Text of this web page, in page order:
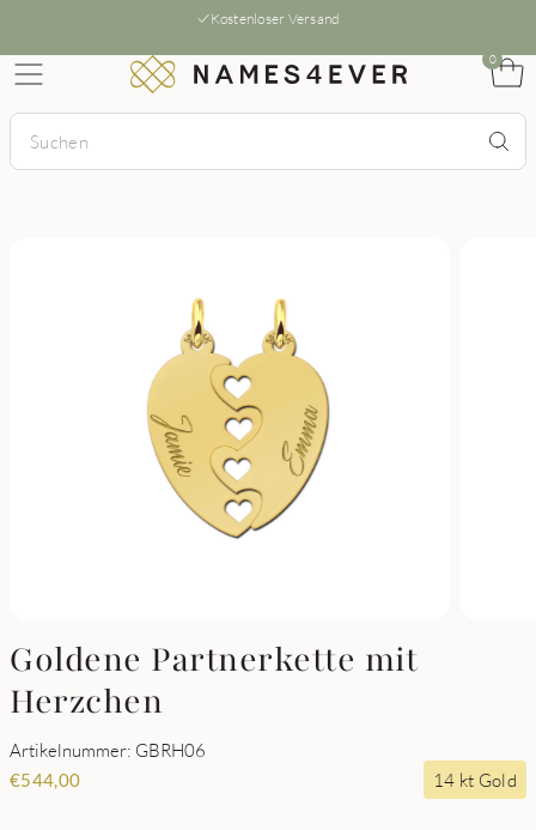
Kostenloser Versand
0
Goldene Partnerkette mit
Herzchen
Artikelnummer: GBRH06
€544,00 14 kt Gold